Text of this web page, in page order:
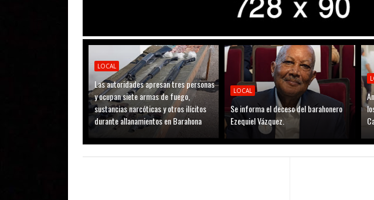
LOCAL
Las autoridades apresan tres personas
y ocupan siete armas de fuego,
sustancias narcóticas y otros ilícitos
durante allanamientos en Barahona
LOCAL
Se informa el deceso del barahonero
Ezequiel Vázquez.